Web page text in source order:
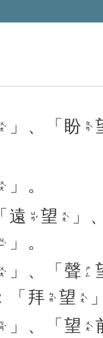
ㄨㄤˋ 」、「 盼 ㄆㄢˋ
ㄨㄤˋ
」。
遠 ㄩㄢˇ 望 ㄨㄤˋ 」
ㄐㄧˋ
」。
ㄨㄤˋ 」、「 聲 ㄕㄥ
「 拜 ㄅㄞˋ 望 ㄨㄤˋ
ㄎㄢˋ 」、「 望 ㄨㄤˋ